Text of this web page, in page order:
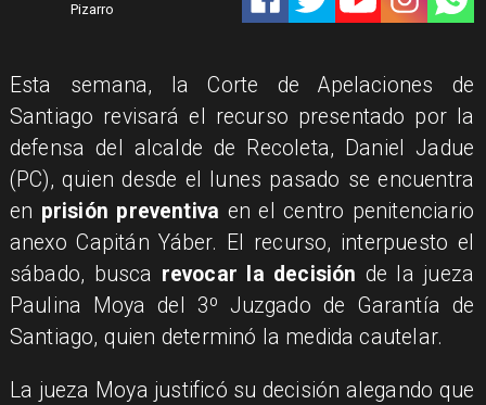
Pizarro
Esta semana, la Corte de Apelaciones de
Santiago revisará el recurso presentado por la
defensa del alcalde de Recoleta, Daniel Jadue
(PC), quien desde el lunes pasado se encuentra
en prisión preventiva en el centro penitenciario
anexo Capitán Yáber. El recurso, interpuesto el
sábado, busca revocar la decisión de la jueza
Paulina Moya del 3º Juzgado de Garantía de
Santiago, quien determinó la medida cautelar.
La jueza Moya justificó su decisión alegando que